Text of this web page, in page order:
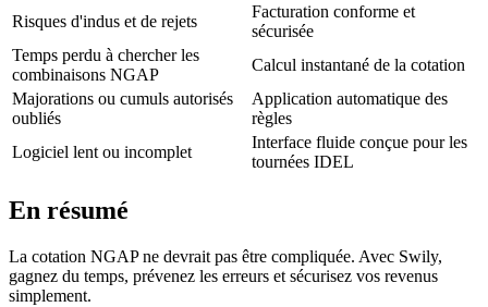
Risques d'indus et de rejets
Facturation conforme et
sécurisée
Temps perdu à chercher les
combinaisons NGAP
Calcul instantané de la cotation
Majorations ou cumuls autorisés
oubliés
Application automatique des
règles
Logiciel lent ou incomplet
Interface fluide conçue pour les
tournées IDEL
En résumé
La cotation NGAP ne devrait pas être compliquée. Avec Swily,
gagnez du temps, prévenez les erreurs et sécurisez vos revenus
simplement.